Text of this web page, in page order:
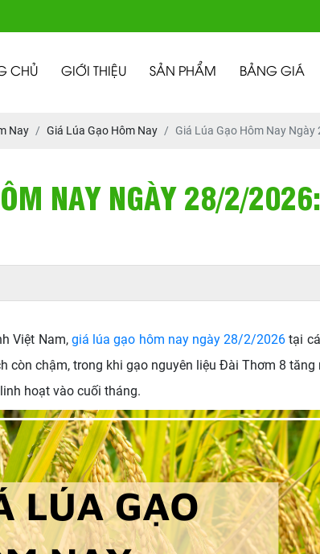
CHỦ GIỚI THIỆU SẢN PHẨM BẢNG GIÁ
Nay Giá Lúa Gạo Hôm Nay Giá Lúa Gạo Hôm Nay
NAY NGÀY 28/2/
Việt Nam, giá lúa gạo hôm nay ngày 28/2/2026 tại
còn chậm, trong khi gạo nguyên liệu Đài Thơm 8
hoạt vào cuối tháng.